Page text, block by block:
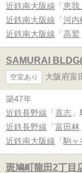
近鉄南大阪線 「 恵我
近鉄南大阪線 「 河内
近鉄南大阪線 「 高鷲
SAMURAI
空室あり 大阪府富
築47年
近鉄長野線 「 喜志
近鉄長野線 「 富田林
近鉄南大阪線 「 駒ヶ
斑鳩町龍田2丁目